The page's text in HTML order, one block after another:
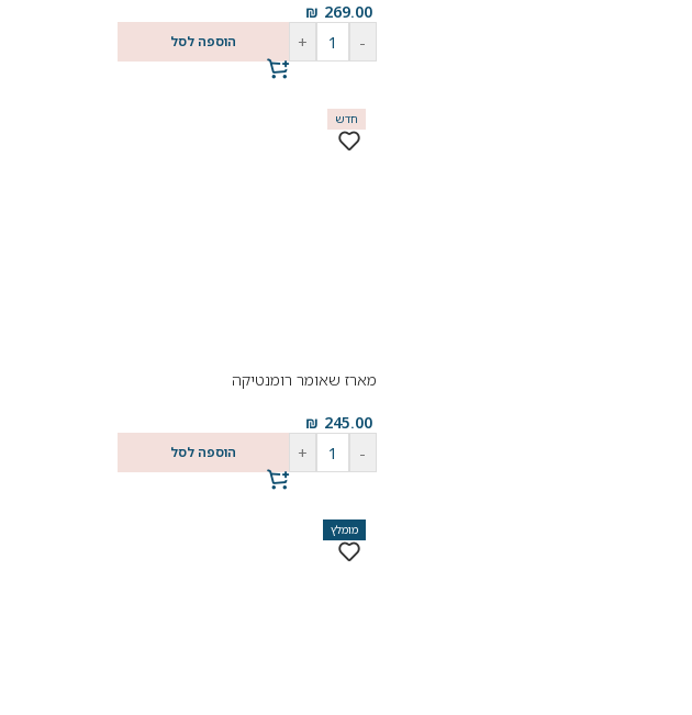
269.00
₪
-
+ הוספה לסל
חדש
מארז שאומר רומנטיקה
245.00
₪
-
+ הוספה לסל
מומלץ